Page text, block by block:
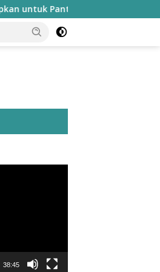
Pantau Kinerja Guru di Taliabu
38:45